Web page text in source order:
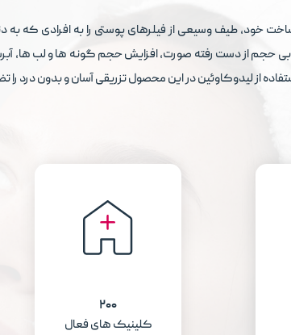
خود، طیف وسیعی از فیلرهای پوستی را به افرادی که
حجم از دست رفته صورت، افزایش حجم گونه ها و لب ها،
از لیدوکاوئین در این محصول تزریقی آسان و بدون درد را
۲۰۰
کلینیک های فعال